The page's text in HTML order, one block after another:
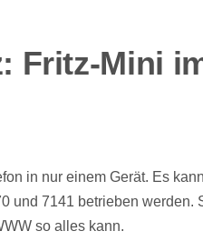
Fritz-Mini
in nur einem Gerät. Es
und 7141 betrieben werden.
so alles kann.